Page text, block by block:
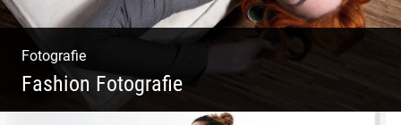
Fotografie
Fashion Fotografie